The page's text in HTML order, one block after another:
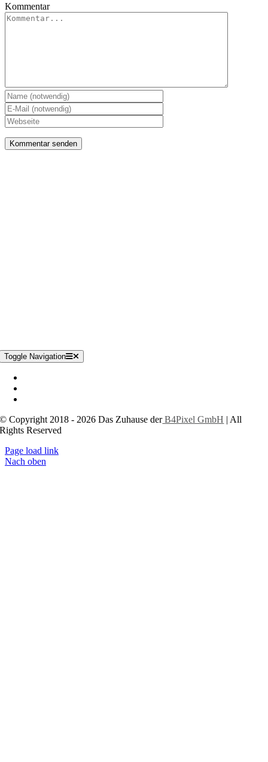
Kommentar
Toggle Navigation
© Copyright 2018 - 2026 Das Zuhause derB4Pixel GmbH | All
Rights Reserved
Page load link
Nach oben